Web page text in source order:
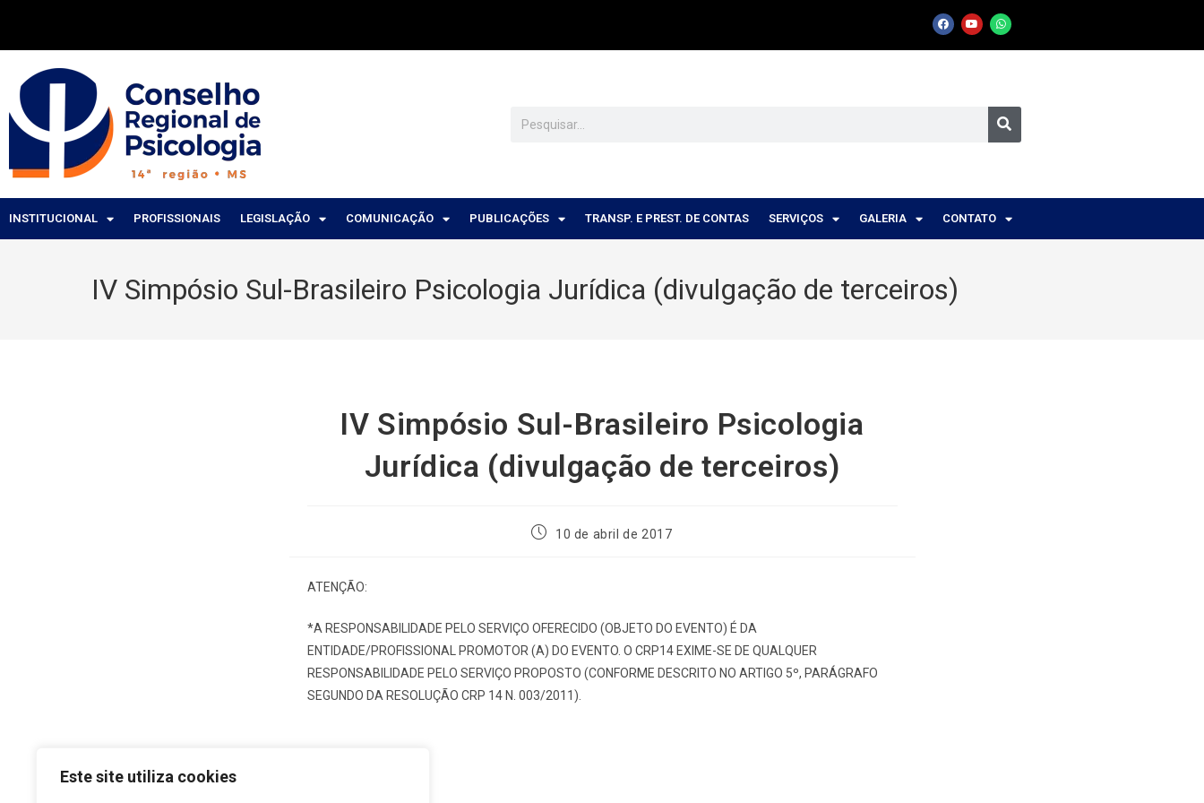
Este site utiliza cookies
INSTITUCIONAL PROFISSIONAIS LEGISLAÇÃO COMUNICAÇÃO PUBLICAÇÕES TRANSP. E PREST. DE CONTAS SERVIÇOS GALERIA CONTATO
IV Simpósio Sul-Brasileiro Psicologia Jurídica (divulgação de terceiros)
IV Simpósio Sul-Brasileiro Psicologia
Jurídica (divulgação de terceiros)
10 de abril de 2017
ATENÇÃO:
*A RESPONSABILIDADE PELO SERVIÇO OFERECIDO (OBJETO DO EVENTO) É DA
ENTIDADE/PROFISSIONAL PROMOTOR (A) DO EVENTO. O CRP14 EXIME-SE DE QUALQUER
RESPONSABILIDADE PELO SERVIÇO PROPOSTO (CONFORME DESCRITO NO ARTIGO 5º, PARÁGRAFO
SEGUNDO DA RESOLUÇÃO CRP 14 N. 003/2011).